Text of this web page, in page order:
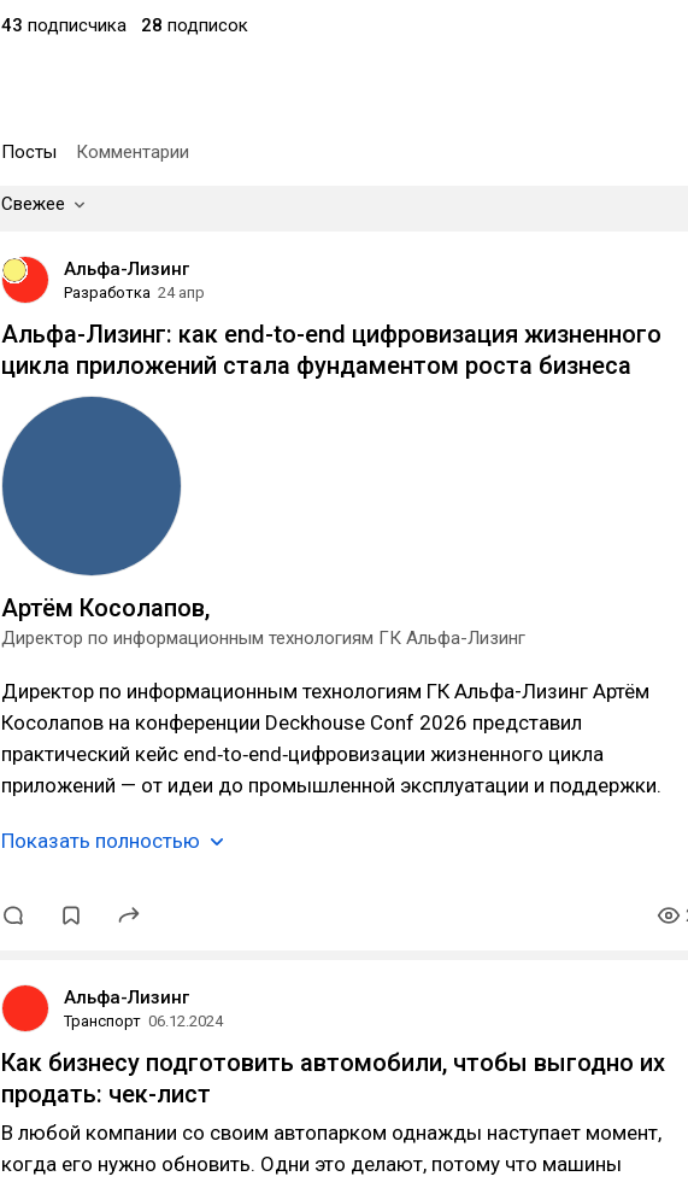
43 подписчика 28 подписок
Посты Комментарии
Свежее
Альфа-Лизинг
Разработка 24 апр
Альфа-Лизинг: как end-to-end цифровизация жизненного
цикла приложений стала фундаментом роста бизнеса
Артём Косолапов,
Директор по информационным технологиям ГК Альфа-Лизинг
Директор по информационным технологиям ГК Альфа-Лизинг Артём
Косолапов на конференции Deckhouse Conf 2026 представил
практический кейс end‑to‑end‑цифровизации жизненного цикла
приложений — от идеи до промышленной эксплуатации и поддержки.
Показать полностью
Альфа-Лизинг
Транспорт 06.12.2024
Как бизнесу подготовить автомобили, чтобы выгодно их
продать: чек-лист
В любой компании со своим автопарком однажды наступает момент,
когда его нужно обновить. Одни это делают, потому что машины